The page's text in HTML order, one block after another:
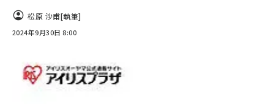
松原 沙甫[執筆]
2024年9月30日 8:00